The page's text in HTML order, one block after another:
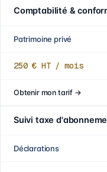
Comptabilité &
Patrimoine privé
250 € HT / mois
Obtenir mon tarif →
Suivi taxe
Déclarations